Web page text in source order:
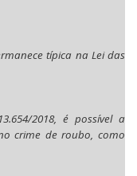
típica na Lei das
2018, é possível a
crime de roubo, como